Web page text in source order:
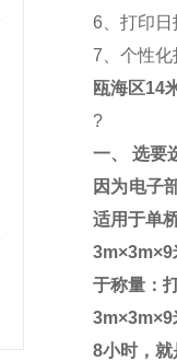
6、打印
7、个性
瓯海区14
?
一、 选要
因为电子
适用于单
3m×3m×9
于称量：
3m×3m×9
8小时，